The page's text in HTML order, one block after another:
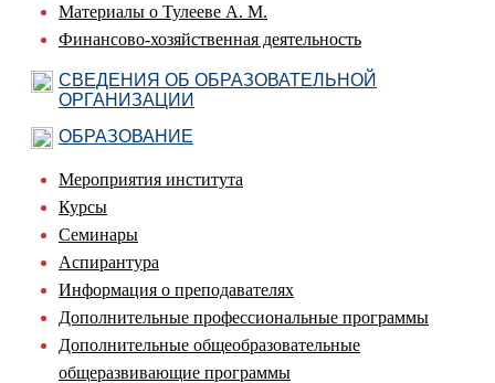
Материалы о Тулееве А. М.
Финансово-хозяйственная деятельность
СВЕДЕНИЯ ОБ ОБРАЗОВАТЕЛЬНОЙ
ОРГАНИЗАЦИИ
ОБРАЗОВАНИЕ
Мероприятия института
Курсы
Семинары
Аспирантура
Информация о преподавателях
Дополнительные профессиональные программы
Дополнительные общеобразовательные
общеразвивающие программы